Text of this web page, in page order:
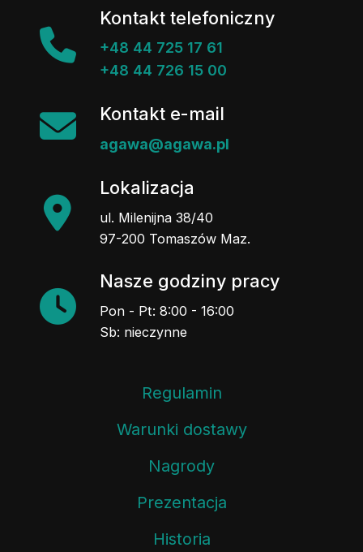
Kontakt telefoniczny
+48 44 725 17 61
+48 44 726 15 00
Kontakt e-mail
agawa@agawa.pl
Lokalizacja
ul. Milenijna 38/40
97-200 Tomaszów Maz.
Nasze godziny pracy
Pon - Pt: 8:00 - 16:00
Sb: nieczynne
Regulamin
Warunki dostawy
Nagrody
Prezentacja
Historia